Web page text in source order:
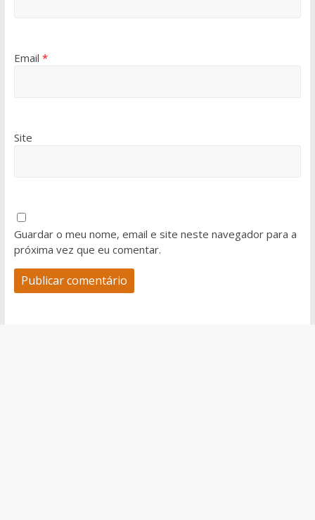
Email *
Site
Guardar o meu nome, email e site neste navegador para a
próxima vez que eu comentar.